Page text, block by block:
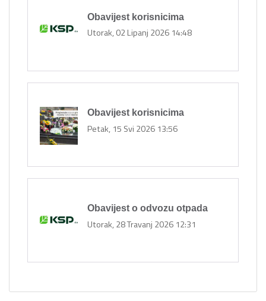
Obavijest korisnicima
Utorak, 02 Lipanj 2026 14:48
Obavijest korisnicima
Petak, 15 Svi 2026 13:56
Obavijest o odvozu otpada
Utorak, 28 Travanj 2026 12:31